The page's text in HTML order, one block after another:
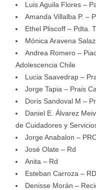
Luis Aguila Flores –
Amanda Villalba P. –
Ethel Pliscoff – Pdta.
Mónica Aravena
Andrea Romero –
Adolescencia Chile
Lucia Saavedrap –
Jorge Tapia – Prais
Doris Sandoval M –
Daniel E. Álvarez
de Cuidadores y
Jorge Anabalon –
José Olate – Rd
Anita – Rd
Esteban Carroza – RD
Denisse Morán –